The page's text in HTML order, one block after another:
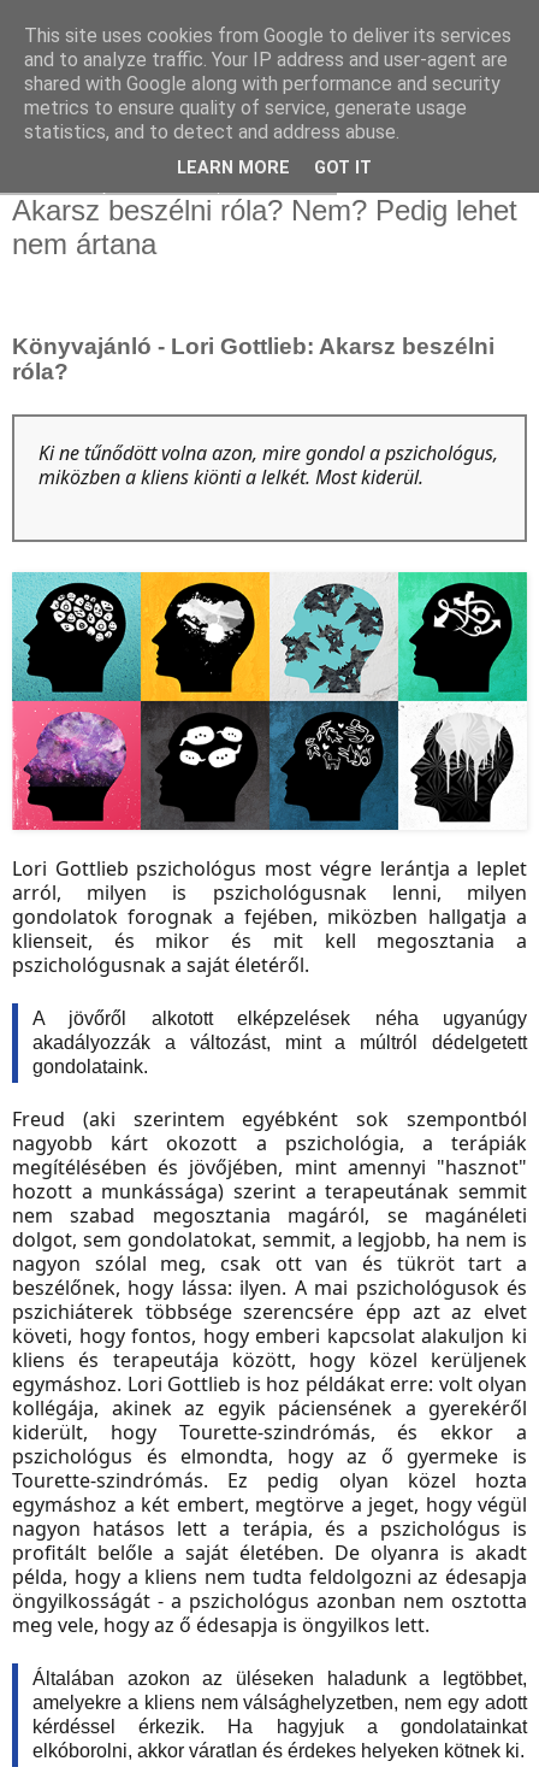
Akarsz beszélni róla? Nem? Pedig lehet
nem ártana
Könyvajánló - Lori Gottlieb: Akarsz beszélni
róla?
Ki ne tűnődött volna azon, mire gondol a pszichológus,
miközben a kliens kiönti a lelkét. Most kiderül.
Lori Gottlieb pszichológus most végre lerántja a leplet
arról, milyen is pszichológusnak lenni, milyen
gondolatok forognak a fejében, miközben hallgatja a
klienseit, és mikor és mit kell megosztania a
pszichológusnak a saját életéről.
A jövőről alkotott elképzelések néha ugyanúgy
akadályozzák a változást, mint a múltról dédelgetett
gondolataink.
Freud (aki szerintem egyébként sok szempontból
nagyobb kárt okozott a pszichológia, a terápiák
megítélésében és jövőjében, mint amennyi "hasznot"
hozott a munkássága) szerint a terapeutának semmit
nem szabad megosztania magáról, se magánéleti
dolgot, sem gondolatokat, semmit, a legjobb, ha nem is
nagyon szólal meg, csak ott van és tükröt tart a
beszélőnek, hogy lássa: ilyen. A mai pszichológusok és
pszichiáterek többsége szerencsére épp azt az elvet
követi, hogy fontos, hogy emberi kapcsolat alakuljon ki
kliens és terapeutája között, hogy közel kerüljenek
egymáshoz. Lori Gottlieb is hoz példákat erre: volt olyan
kollégája, akinek az egyik páciensének a gyerekéről
kiderült, hogy Tourette-szindrómás, és ekkor a
pszichológus és elmondta, hogy az ő gyermeke is
Tourette-szindrómás. Ez pedig olyan közel hozta
egymáshoz a két embert, megtörve a jeget, hogy végül
nagyon hatásos lett a terápia, és a pszichológus is
profitált belőle a saját életében. De olyanra is akadt
példa, hogy a kliens nem tudta feldolgozni az édesapja
öngyilkosságát - a pszichológus azonban nem osztotta
meg vele, hogy az ő édesapja is öngyilkos lett.
Általában azokon az üléseken haladunk a legtöbbet,
amelyekre a kliens nem válsághelyzetben, nem egy adott
kérdéssel érkezik. Ha hagyjuk a gondolatainkat
elkóborolni, akkor váratlan és érdekes helyeken kötnek ki.
This site uses cookies from Google to deliver its services
and to analyze traffic. Your IP address and user-agent are
shared with Google along with performance and security
metrics to ensure quality of service, generate usage
statistics, and to detect and address abuse.
LEARN MORE GOT IT